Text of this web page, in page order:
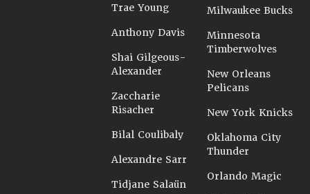
Trae Young
Anthony Davis
Shai Gilgeous-
Alexander
Zaccharie
Risacher
Bilal Coulibaly
Alexandre Sarr
Tidjane Salaün
Milwaukee Bucks
Minnesota
Timberwolves
New Orleans
Pelicans
New York Knicks
Oklahoma City
Thunder
Orlando Magic